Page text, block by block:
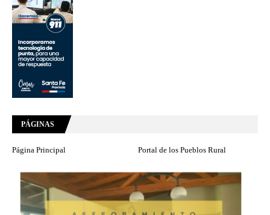
PÁGINAS
Página Principal Portal de los Pueblos Rural